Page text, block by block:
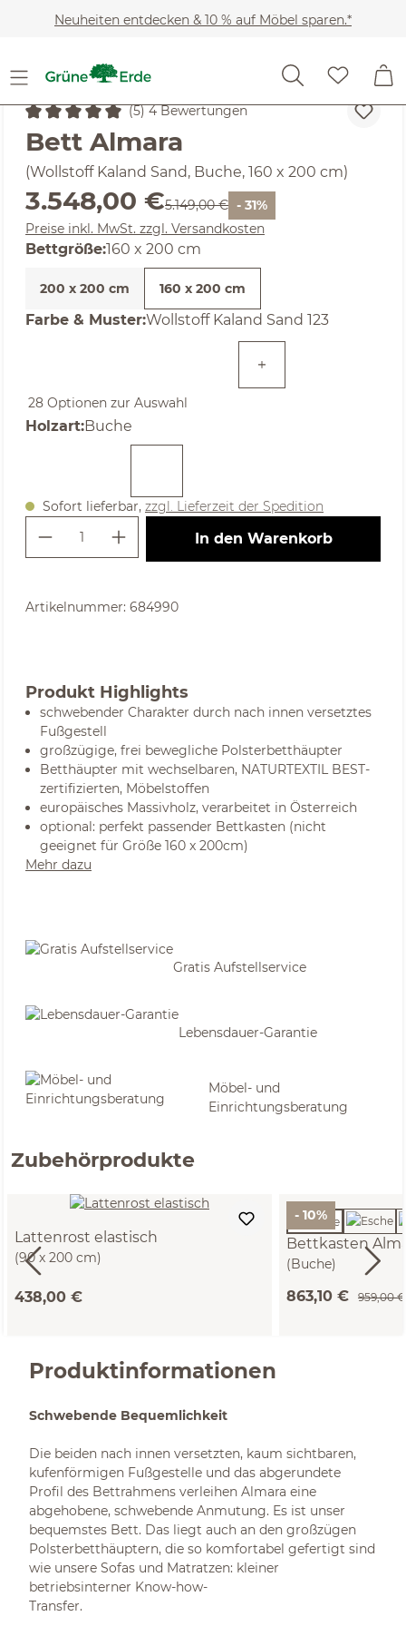
Zum Hauptinhalt springen
Neuheiten entdecken & 10 % auf Möbel sparen.*
Möbel Betten
Durchschnittliche Bewertung von 5 von 5 Sternen
(5) 4 Bewertungen
Bett Almara
(Wollstoff Kaland Sand, Buche, 160 x 200 cm)
Verkaufspreis:
3.548,00 €Regulärer Preis:
5.149,00 € - 31%
Preise inkl. MwSt. zzgl. Versandkosten
Bettgrößeauswählen
:160 x 200 cm
200 x 200 cm 160 x 200 cm
Farbe & Musterauswählen
:Wollstoff Kaland Sand 123
28 Optionen zur Auswahl
Holzartauswählen
:Buche
Sofort lieferbar, zzgl. Lieferzeit der Spedition
Produkt Anzahl: Gib den
In den Warenkorb
Artikelnummer: 684990
Produkt Highlights
schwebender Charakter durch nach innen versetztes
Fußgestell
großzügige, frei bewegliche Polsterbetthäupter
Betthäupter mit wechselbaren, NATURTEXTIL BEST-
zertifizierten, Möbelstoffen
europäisches Massivholz, verarbeitet in Österreich
optional: perfekt passender Bettkasten (nicht
geeignet für Größe 160 x 200cm)
Mehr dazu
Gratis Aufstellservice
Lebensdauer-Garantie
Möbel- und
Einrichtungsberatung
Zubehörprodukte
Lattenrost elastisch
(90 x 200 cm)
438,00 €
- 10%
Bettkasten
(Buche)
863,10 € 959,00 €
Produktinformationen
Schwebende Bequemlichkeit
Die beiden nach innen versetzten, kaum sichtbaren,
kufenförmigen Fußgestelle und das abgerundete
Profil des Bettrahmens verleihen Almara eine
abgehobene, schwebende Anmutung. Es ist unser
bequemstes Bett. Das liegt auch an den großzügen
Polsterbetthäuptern, die so komfortabel gefertigt sind
wie unsere Sofas und Matratzen: kleiner
betriebsinterner Know-how-
Transfer.